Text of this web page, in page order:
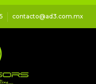
contacto@ad3.com.mx